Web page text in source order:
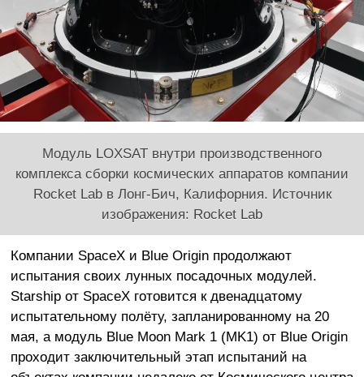
Модуль LOXSAT внутри производственного
комплекса сборки космических аппаратов компании
Rocket Lab в Лонг-Бич, Калифорния. Источник
изображения: Rocket Lab
Компании SpaceX и Blue Origin продолжают
испытания своих лунных посадочных модулей.
Starship от SpaceX готовится к двенадцатому
испытательному полёту, запланированному на 20
мая, а модуль Blue Moon Mark 1 (MK1) от Blue Origin
проходит заключительный этап испытаний на